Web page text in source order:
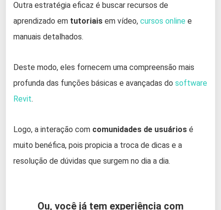
Outra estratégia eficaz é buscar recursos de
aprendizado em tutoriais em vídeo, cursos online e
manuais detalhados.
Deste modo, eles fornecem uma compreensão mais
profunda das funções básicas e avançadas do software
Revit.
Logo, a interação com comunidades de usuários é
muito benéfica, pois propicia a troca de dicas e a
resolução de dúvidas que surgem no dia a dia.
Ou, você já tem experiência com